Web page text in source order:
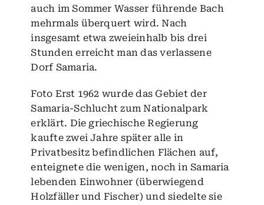
auch im Sommer Wasser führende Bach
mehrmals überquert wird. Nach
insgesamt etwa zweieinhalb bis drei
Stunden erreicht man das verlassene
Dorf Samaria.
Foto Erst 1962 wurde das Gebiet der
Samaria-Schlucht zum Nationalpark
erklärt. Die griechische Regierung
kaufte zwei Jahre später alle in
Privatbesitz befindlichen Flächen auf,
enteignete die wenigen, noch in Samaria
lebenden Einwohner (überwiegend
Holzfäller und Fischer) und siedelte sie